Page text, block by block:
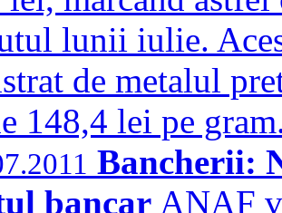
lunii iulie.
de metalul
148,4 lei pe
Bancherii:
bancar ANAF